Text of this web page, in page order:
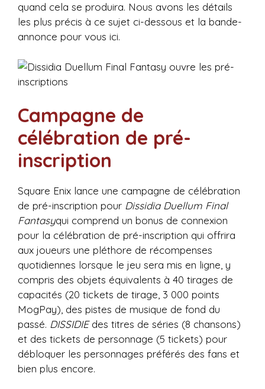
quand cela se produira. Nous avons les détails
les plus précis à ce sujet ci-dessous et la bande-
annonce pour vous ici.
Campagne de
célébration de pré-
inscription
Square Enix lance une campagne de célébration
de pré-inscription pour Dissidia Duellum Final
Fantasyqui comprend un bonus de connexion
pour la célébration de pré-inscription qui offrira
aux joueurs une pléthore de récompenses
quotidiennes lorsque le jeu sera mis en ligne, y
compris des objets équivalents à 40 tirages de
capacités (20 tickets de tirage, 3 000 points
MogPay), des pistes de musique de fond du
passé. DISSIDIEdes titres de séries (8 chansons)
et des tickets de personnage (5 tickets) pour
débloquer les personnages préférés des fans et
bien plus encore.